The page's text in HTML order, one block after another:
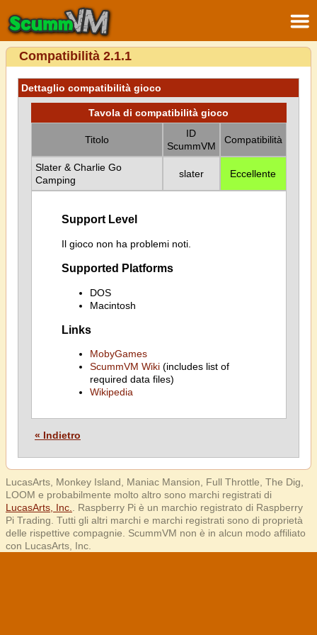
Compatibilità 2.1.1
Dettaglio compatibilità gioco
Tavola di compatibilità gioco
Titolo
ID
ScummVM
Compatibilità
Slater & Charlie Go
Camping
slater Eccellente
Support Level
Il gioco non ha problemi noti.
Supported Platforms
DOS
Macintosh
Links
MobyGames
ScummVM Wiki(includes list of
required data files)
Wikipedia
« Indietro
LucasArts, Monkey Island, Maniac Mansion, Full Throttle, The Dig,
LOOM e probabilmente molto altro sono marchi registrati di
LucasArts, Inc.
. Raspberry Pi è un marchio registrato di Raspberry
Pi Trading. Tutti gli altri marchi e marchi registrati sono di proprietà
delle rispettive compagnie. ScummVM non è in alcun modo affiliato
con LucasArts, Inc.